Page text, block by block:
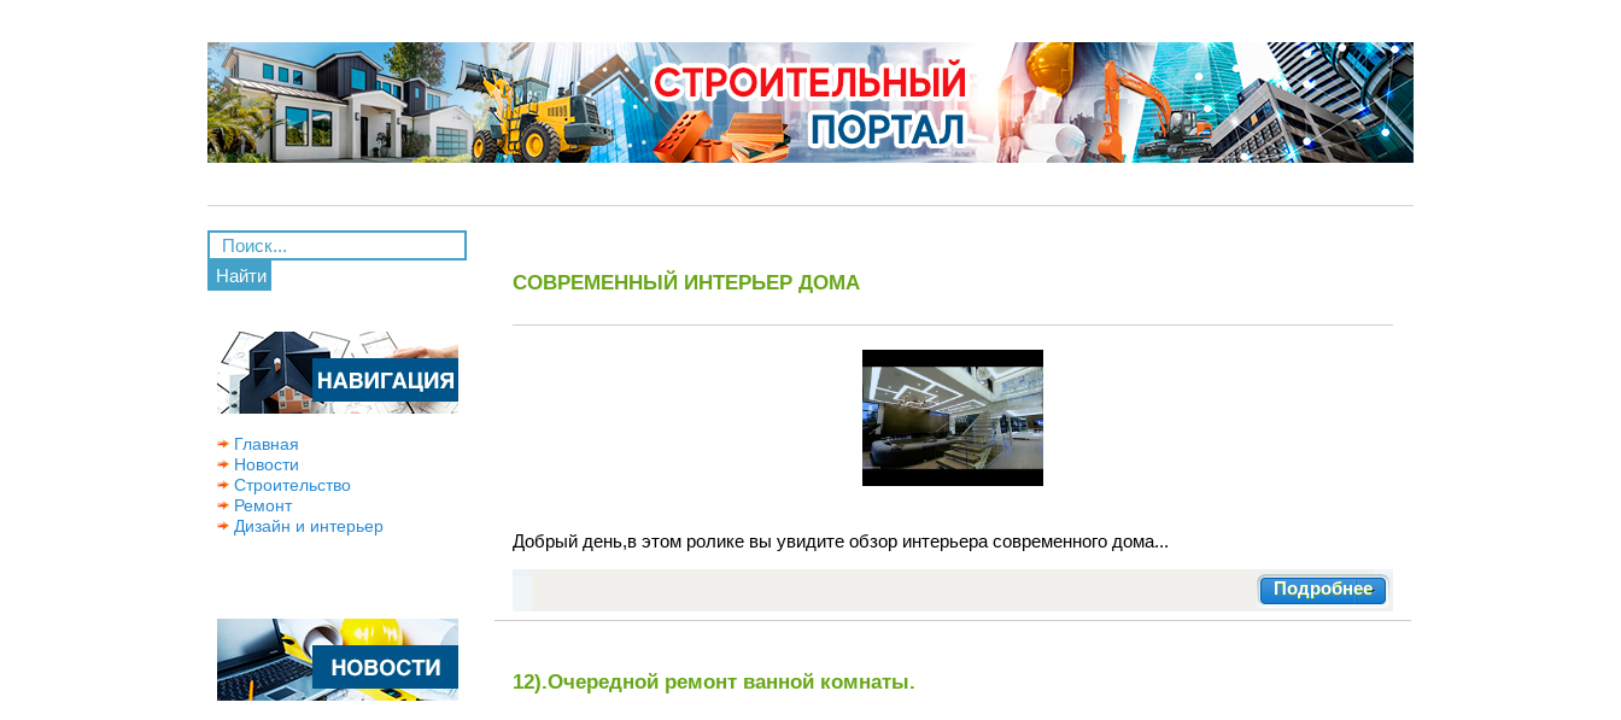
Найти
Главная
Новости
Строительство
Ремонт
Дизайн и интерьер
СОВРЕМЕННЫЙ ИНТЕРЬЕР ДОМА
Добрый день,в этом ролике вы увидите обзор интерьера современного дома...
Подробнее
12).Очередной ремонт ванной комнаты.